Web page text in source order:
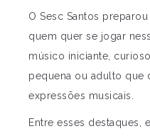
O Sesc Santos
quem quer se jogar
músico iniciante,
pequena ou adulto que
expressões musicais.
Entre esses destaques,